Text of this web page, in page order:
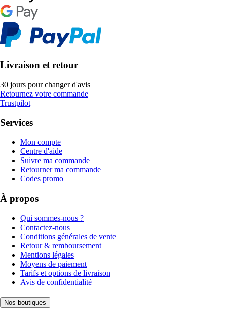
Livraison et retour
30 jours pour changer d'avis
Retournez votre commande
Trustpilot
Services
Mon compte
Centre d'aide
Suivre ma commande
Retourner ma commande
Codes promo
À propos
Qui sommes-nous ?
Contactez-nous
Conditions générales de vente
Retour & remboursement
Mentions légales
Moyens de paiement
Tarifs et options de livraison
Avis de confidentialité
Nos boutiques